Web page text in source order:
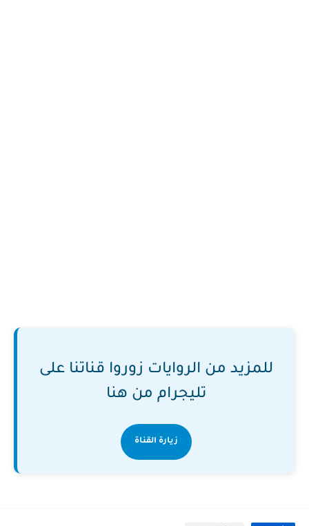
للمزيد من الروايات زوروا قناتنا على
تليجرام من هنا
زيارة القناة